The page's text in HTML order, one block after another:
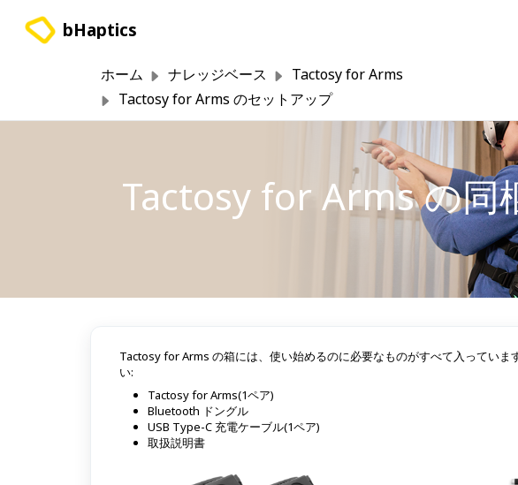
bHaptics
ホーム ナレッジベース
Tactosy for Arms
Tactosy for Arms のセットアップ
Tactosy for Arms の同
Tactosy for Arms の箱には、使い始めるのに必要なものがすべて入ってい
い:
Tactosy for Arms(1ペア)
Bluetooth ドングル
USB Type-C 充電ケーブル(1ペア)
取扱説明書